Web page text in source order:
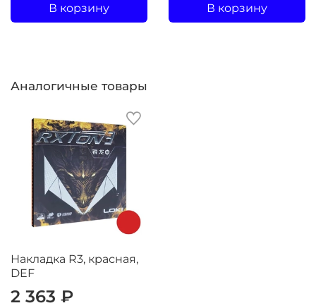
В корзину В корзину
Аналогичные товары
Накладка R3, красная,
DEF
2 363 ₽